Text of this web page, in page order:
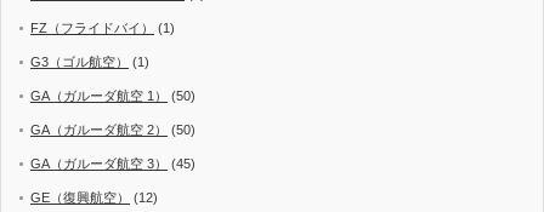
FZ（フライドバイ） (1)
G3（ゴル航空） (1)
GA（ガルーダ航空 1） (50)
GA（ガルーダ航空 2） (50)
GA（ガルーダ航空 3） (45)
GE（復興航空） (12)